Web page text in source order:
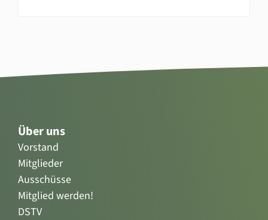
Über uns
Vorstand
Mitglieder
Ausschüsse
Mitglied werden!
DSTV